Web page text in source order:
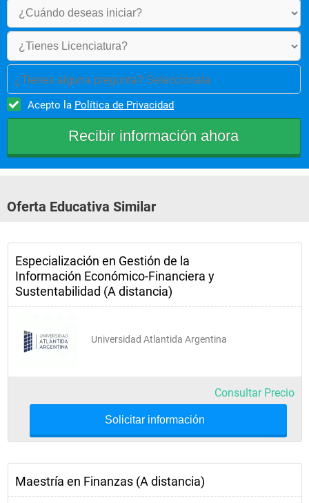
¿Tienes alguna pregunta? Selecciónala
Acepto la Política de Privacidad
Oferta Educativa Similar
Especialización en Gestión de la
Información Económico-Financiera y
Sustentabilidad (A distancia)
Universidad Atlantida Argentina
Consultar Precio
Solicitar información
Maestría en Finanzas (A distancia)